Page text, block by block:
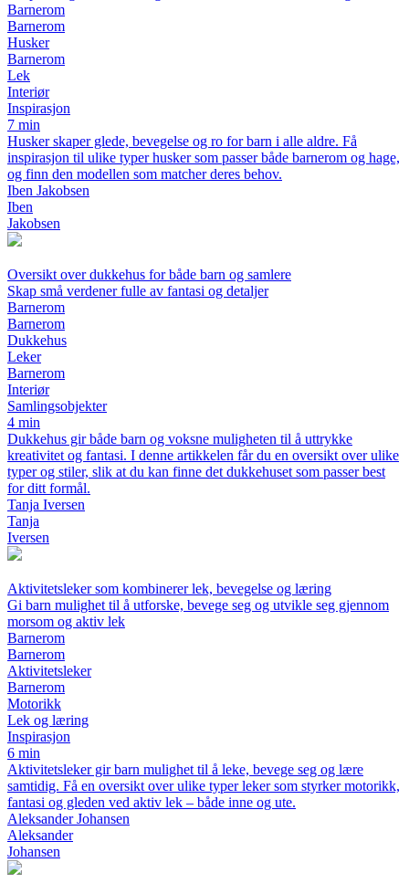
Barnerom
Barnerom
Husker
Barnerom
Lek
Interiør
Inspirasjon
7 min
Husker skaper glede, bevegelse og ro for barn i alle aldre. Få
inspirasjon til ulike typer husker som passer både barnerom og hage,
og finn den modellen som matcher deres behov.
Iben Jakobsen
Iben
Jakobsen
Oversikt over dukkehus for både barn og samlere
Skap små verdener fulle av fantasi og detaljer
Barnerom
Barnerom
Dukkehus
Leker
Barnerom
Interiør
Samlingsobjekter
4 min
Dukkehus gir både barn og voksne muligheten til å uttrykke
kreativitet og fantasi. I denne artikkelen får du en oversikt over ulike
typer og stiler, slik at du kan finne det dukkehuset som passer best
for ditt formål.
Tanja Iversen
Tanja
Iversen
Aktivitetsleker som kombinerer lek, bevegelse og læring
Gi barn mulighet til å utforske, bevege seg og utvikle seg gjennom
morsom og aktiv lek
Barnerom
Barnerom
Aktivitetsleker
Barnerom
Motorikk
Lek og læring
Inspirasjon
6 min
Aktivitetsleker gir barn mulighet til å leke, bevege seg og lære
samtidig. Få en oversikt over ulike typer leker som styrker motorikk,
fantasi og gleden ved aktiv lek – både inne og ute.
Aleksander Johansen
Aleksander
Johansen